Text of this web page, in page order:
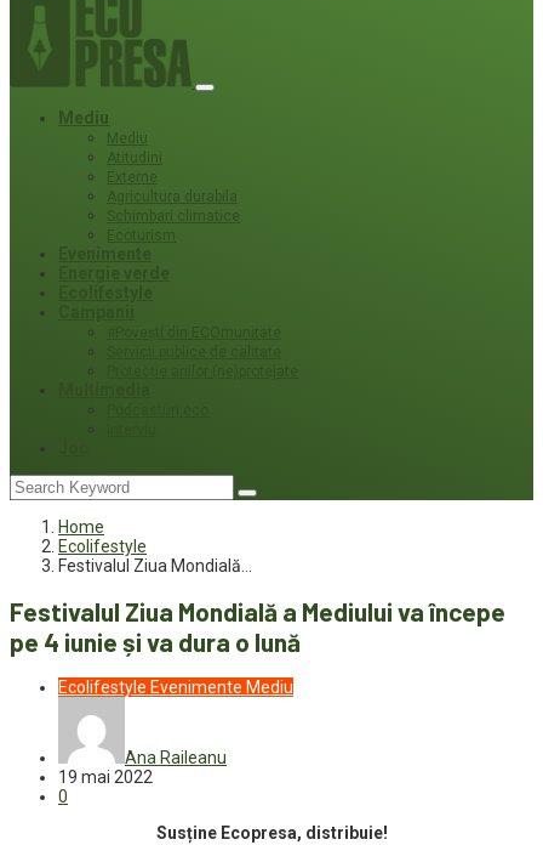
Mediu
Mediu
Atitudini
Externe
Agricultura durabila
Schimbari climatice
Ecoturism
Home
Ecolifestyle
Festivalul Ziua Mondială…
Festivalul Ziua Mondială a Mediului va începe
pe 4 iunie și va dura o lună
Ecolifestyle Evenimente Mediu
Ana Raileanu
19 mai 2022
0
Susține Ecopresa, distribuie!